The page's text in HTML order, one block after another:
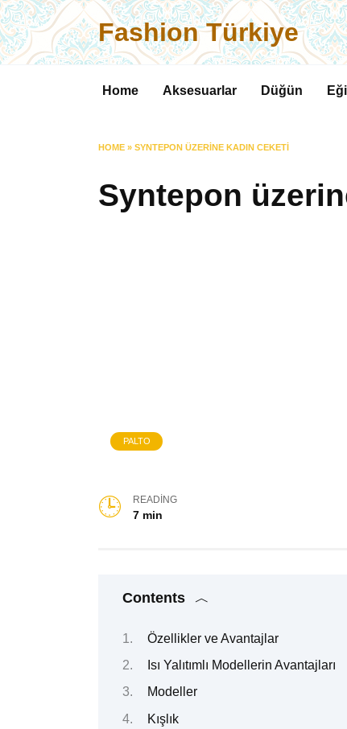
Skip
to
content
Fashion Türkiye
Home Aksesuarlar Düğün
HOME » SYNTEPON ÜZERINE KADIN CEKETI
Syntepon
PALTO
READING
7 min
Contents
Özellikler ve Avantajlar
Isı Yalıtımlı Modellerin Avantajları
Modeller
Kışlık